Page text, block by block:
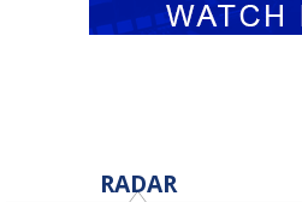
RADAR